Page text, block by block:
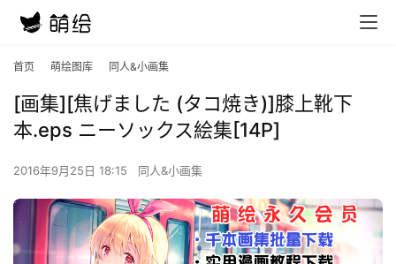
首页 萌绘图库 同人&小画集
[画集][焦げました (タコ焼き)]膝上靴下
本.eps ニーソックス絵集[14P]
2016年9月25日 18:15 同人&小画集